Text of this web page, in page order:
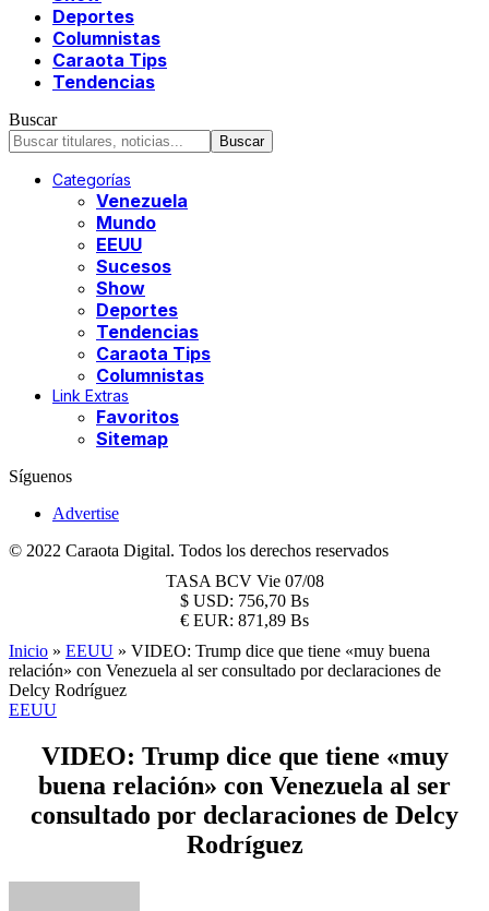
Deportes
Columnistas
Caraota Tips
Tendencias
Buscar
Categorías
Venezuela
Mundo
EEUU
Sucesos
Show
Deportes
Tendencias
Caraota Tips
Columnistas
Link Extras
Favoritos
Sitemap
Síguenos
Advertise
© 2022 Caraota Digital. Todos los derechos reservados
TASA BCV Vie 07/08
$ USD: 756,70 Bs
€ EUR: 871,89 Bs
Inicio » EEUU » VIDEO: Trump dice que tiene «muy buena
relación» con Venezuela al ser consultado por declaraciones de
Delcy Rodríguez
EEUU
VIDEO: Trump dice que tiene «muy
buena relación» con Venezuela al ser
consultado por declaraciones de Delcy
Rodríguez